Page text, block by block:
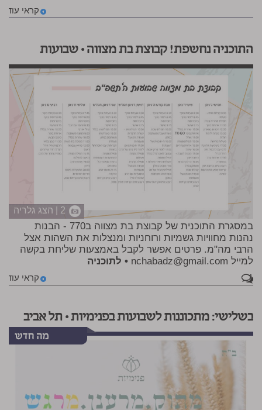
קראי עוד
התוכניה נחשפת! קבוצת בת מצווה • שבועות
2 | הצג גלריה
במסגרת התוכנית של קבוצת בת מצווה ב770 - הבנות
נהנות מחוויות גשמיות ורוחניות ומנצלות את השהות אצל
הרבי מה"מ. פרטים אפשר לקבל באמצעות שליחת בקשה
למייל nchabadz@gmail.com • לתוכניה
קראי עוד 1
בשלישי: מתכוננות לשבועות בפנימיות • תל אביב